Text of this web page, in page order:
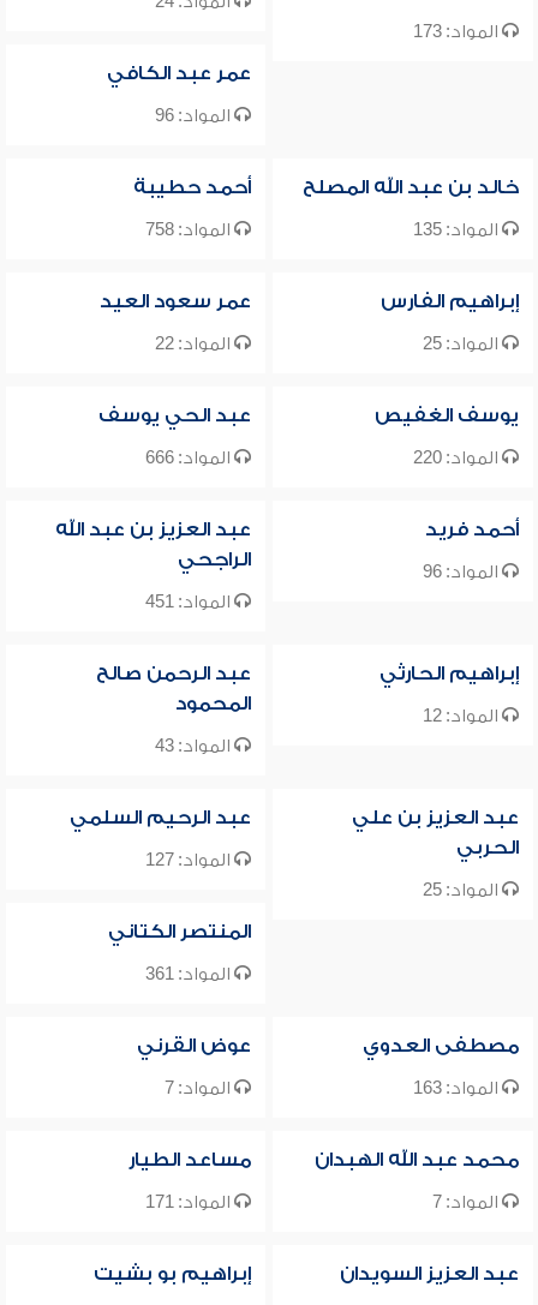
المواد: 173
عمر عبد الكافي
المواد: 96
خالد بن عبد الله المصلح
المواد: 135
أحمد حطيبة
المواد: 758
إبراهيم الفارس
المواد: 25
عمر سعود العيد
المواد: 22
يوسف الغفيص
المواد: 220
عبد الحي يوسف
المواد: 666
أحمد فريد
المواد: 96
عبد العزيز بن عبد الله
الراجحي
المواد: 451
إبراهيم الحارثي
المواد: 12
عبد الرحمن صالح
المحمود
المواد: 43
عبد العزيز بن علي
الحربي
المواد: 25
عبد الرحيم السلمي
المواد: 127
المنتصر الكتاني
المواد: 361
مصطفى العدوي
المواد: 163
عوض القرني
المواد: 7
محمد عبد الله الهبدان
المواد: 7
مساعد الطيار
المواد: 171
عبد العزيز السويدان إبراهيم بو بشيت